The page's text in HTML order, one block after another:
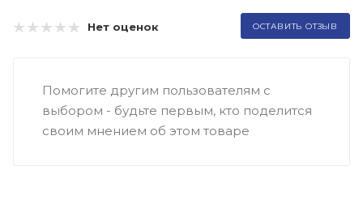
Нет оценок ОСТАВИТЬ ОТЗЫВ
Помогите другим пользователям с
выбором - будьте первым, кто поделится
своим мнением об этом товаре